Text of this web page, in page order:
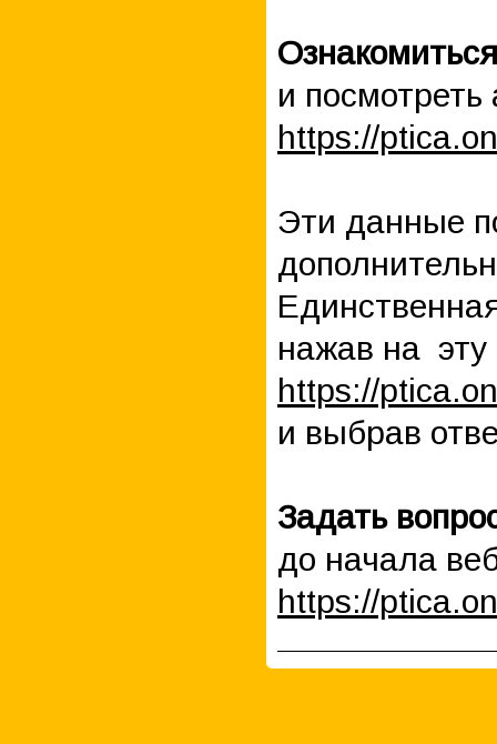
и
https://
Эти данные
нажав на эту
https://
и выбрав
Задать
до начала
https://